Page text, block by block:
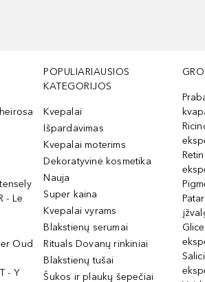
- Le
Oud
- Y
POPULIARIAUSIOS
KATEGORIJOS
Kvepalai
Išpardavimas
Kvepalai moterims
Dekoratyvinė kosmetika
Nauja
Super kaina
Kvepalai vyrams
Blakstienų serumai
Rituals Dovanų rinkiniai
Blakstienų tušai
Šukos ir plaukų šepečiai